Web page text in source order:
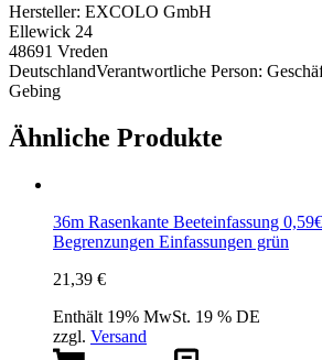
Hersteller: EXCOLO GmbH
Ellewick 24
48691 Vreden
DeutschlandVerantwortliche Person:
Gebing
Ähnliche Produkte
36m Rasenkante Beeteinfassung
Begrenzungen Einfassungen grün
21,39 €
Enthält 19% MwSt. 19 % DE
zzgl. Versand